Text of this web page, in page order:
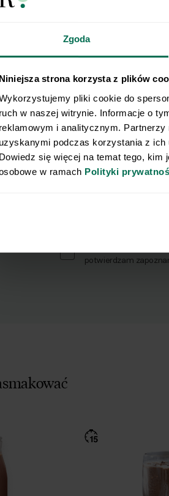
Zgoda
Niniejsza strona korzysta z plików
pliki cookie do
ruch w naszej witrynie. Informacje o
reklamowym i analitycznym.
uzyskanymi podczas korzystania z ich
Dowiedz się więcej na temat tego,
w ramach Polityki
masz.
Nasze
potwierdzam